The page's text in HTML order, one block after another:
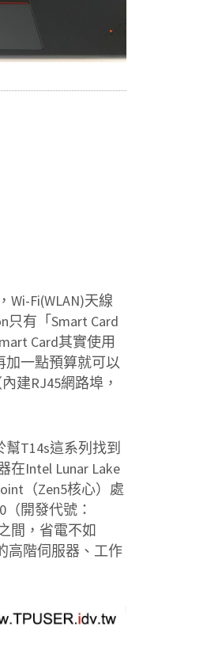
Fi(WLAN)天線
只有「Smart Card
Card其實使用
加一點預算就可以
建RJ45網路埠，
T14s這系列找到
在Intel Lunar Lake
（Zen5核心）處
（開發代號：
間，省電不如
高階伺服器、工作